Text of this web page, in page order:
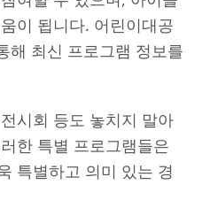
이 됩니다. 어린이대공
해 최신 프로그램 정보를
시회 등도 놓치지 말아
한 특별 프로그램들은
특별하고 의미 있는 경